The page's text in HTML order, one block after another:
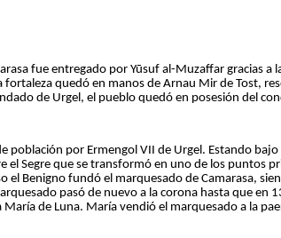
fue entregado por Yūsuf al-Muzaffar gracias
fortaleza quedó en manos de Arnau Mir de Tost,
de Urgel, el pueblo quedó en posesión del
población por Ermengol VII de Urgel. Estando
el Segre que se transformó en uno de los puntos
el Benigno fundó el marquesado de Camarasa,
pasó de nuevo a la corona hasta que en
María de Luna. María vendió el marquesado a la